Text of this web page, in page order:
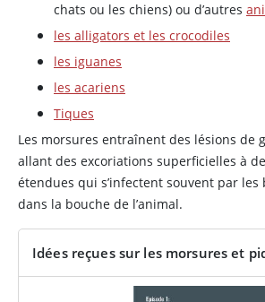
chats ou les chiens) ou d’autres
les alligators et les crocodiles
les iguanes
les acariens
Tiques
Les morsures entraînent des lésions de
allant des excoriations superficielles à
étendues qui s’infectent souvent par les
dans la bouche de l’animal.
Idées reçues sur les morsures et